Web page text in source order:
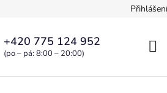
Přihlášení
+420 775 124 952
(po – pá: 8:00 – 20:00)